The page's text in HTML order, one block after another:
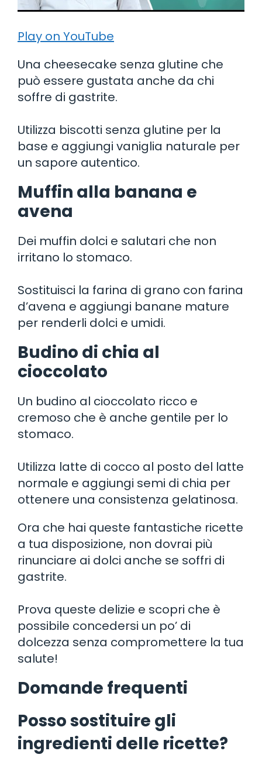
Play on YouTube
Una cheesecake senza glutine che
può essere gustata anche da chi
soffre di gastrite.
Utilizza biscotti senza glutine per la
base e aggiungi vaniglia naturale per
un sapore autentico.
Muffin alla banana e
avena
Dei muffin dolci e salutari che non
irritano lo stomaco.
Sostituisci la farina di grano con farina
d’avena e aggiungi banane mature
per renderli dolci e umidi.
Budino di chia al
cioccolato
Un budino al cioccolato ricco e
cremoso che è anche gentile per lo
stomaco.
Utilizza latte di cocco al posto del latte
normale e aggiungi semi di chia per
ottenere una consistenza gelatinosa.
Ora che hai queste fantastiche ricette
a tua disposizione, non dovrai più
rinunciare ai dolci anche se soffri di
gastrite.
Prova queste delizie e scopri che è
possibile concedersi un po’ di
dolcezza senza compromettere la tua
salute!
Domande frequenti
Posso sostituire gli
ingredienti delle ricette?